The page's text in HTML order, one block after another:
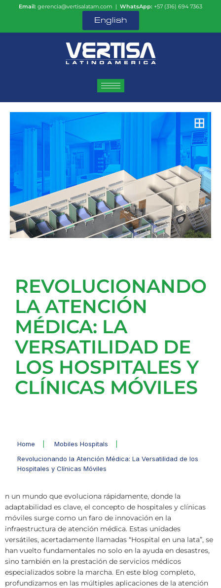
Email: gerencia@vertisalatam.com | WhatsApp: +57 (316) 694 7363
English
REVOLUCIONANDO
LA ATENCIÓN
MÉDICA: LA
VERSATILIDAD DE
LOS HOSPITALES Y
CLÍNICAS MÓVILES
Home Mobiles Hospitals
Revolucionando la Atención Médica: La Versatilidad de los
Hospitales y Clínicas Móviles
n un mundo que evoluciona rápidamente, donde la
adaptabilidad es clave, el concepto de hospitales y clínicas
móviles surge como un faro de innovación en la
infraestructura de atención médica. Estas unidades
versátiles, acertadamente llamadas “Hospital en una lata”, se
han vuelto fundamentales no solo en la ayuda en desastres,
sino también en la prestación de servicios médicos
especializados sobre la marcha. En este blog completo,
profundizamos en las múltiples aplicaciones de la atención